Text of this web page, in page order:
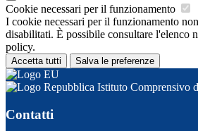
Cookie necessari per il funzionamento
I cookie necessari per il funzionamento
disabilitati. È possibile consultare l'elenco
policy.
Accetta tutti Salva le preferenze
Istituto Comprensivo
Contatti